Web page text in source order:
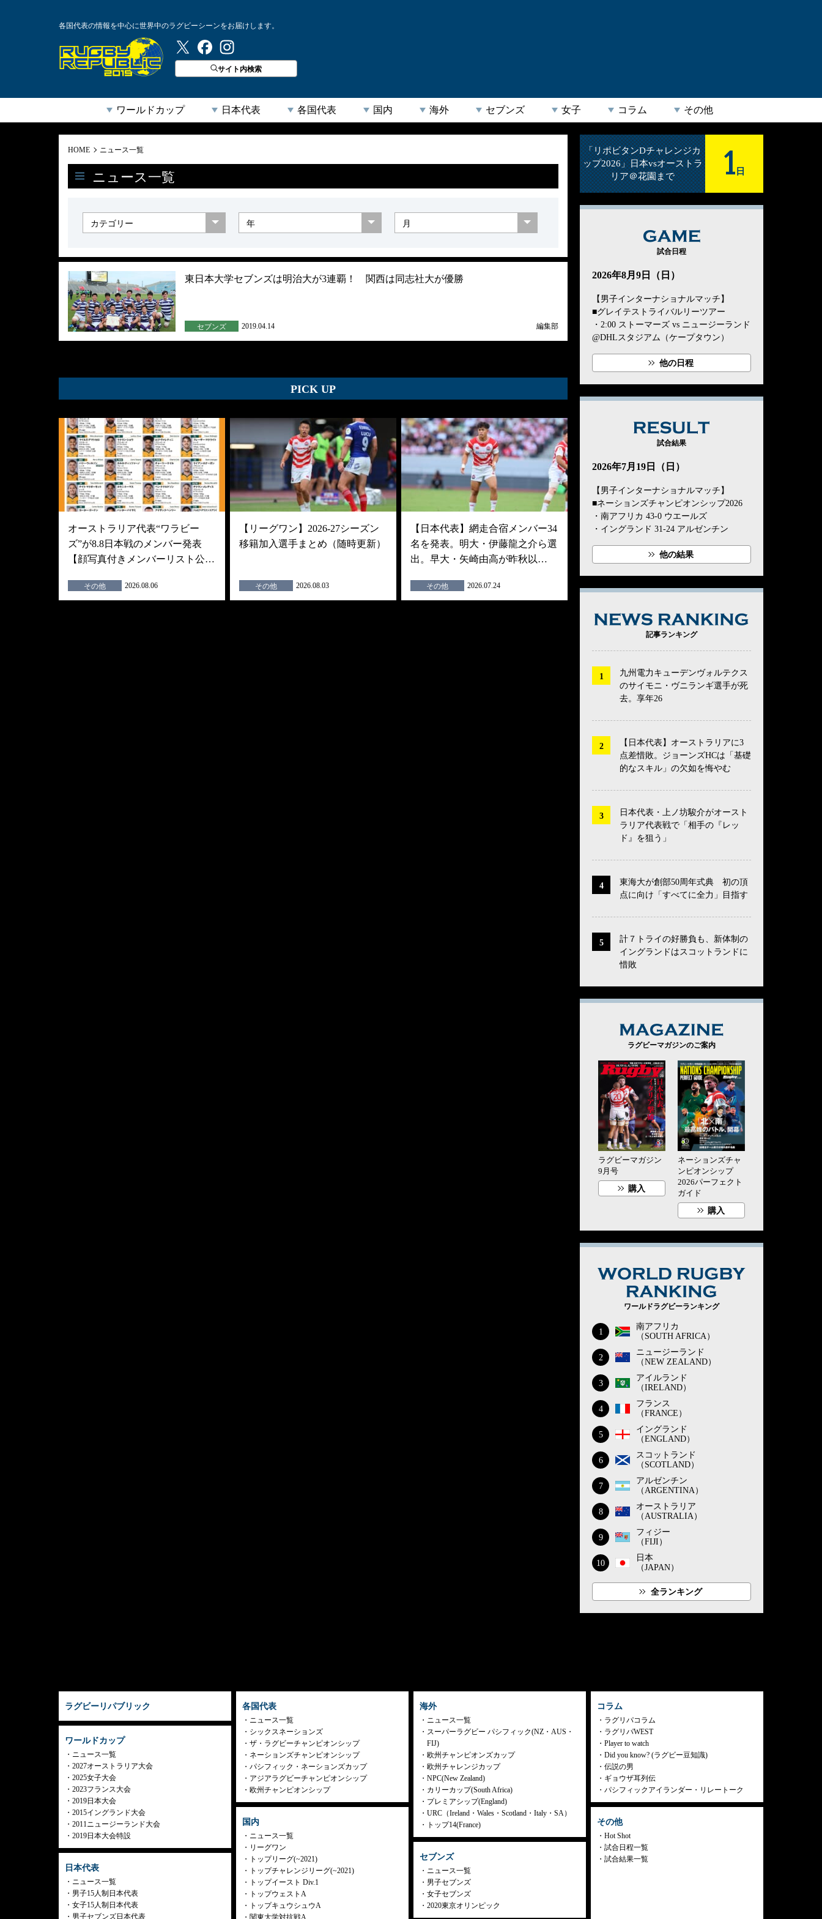
各国代表の情報を中心に世界中のラグビーシーンをお届けします。
ラグビーリパブリック
サイト内検索
ワールドカップ 日本代表 各国代表 国内 海外 セブンズ 女子 コラム その他
HOME ニュース一覧
ニュース一覧
東日本大学セブンズは明治大が3連覇！ 関西は同志社大が優勝
セブンズ 2019.04.14 編集部
PICK UP
オーストラリア代表“ワラビー
ズ”が8.8日本戦のメンバー発表
【顔写真付きメンバーリスト公…
その他 2026.08.06
【リーグワン】2026-27シーズン
移籍加入選手まとめ（随時更新）
その他 2026.08.03
【日本代表】網走合宿メンバー34
名を発表。明大・伊藤龍之介ら選
出。早大・矢崎由高が昨秋以…
その他 2026.07.24
「リポビタンDチャレンジカ
ップ2026」日本vsオーストラ
リア＠花園まで
1 日
GAME
試合日程
2026年8月9日（日）
【男子インターナショナルマッチ】
■グレイテストライバルリーツアー
・2:00 ストーマーズ vs ニュージーランド
@DHLスタジアム（ケープタウン）
他の日程
試合結果
2026年7月19日（日）
【男子インターナショナルマッチ】
■ネーションズチャンピオンシップ2026
・南アフリカ 43-0 ウエールズ
・イングランド 31-24 アルゼンチン
他の結果
記事ランキング
九州電力キューデンヴォルテクス
のサイモニ・ヴニランギ選手が死
去。享年26
【日本代表】オーストラリアに3
点差惜敗。ジョーンズHCは「基礎
的なスキル」の欠如を悔やむ
日本代表・上ノ坊駿介がオースト
ラリア代表戦で「相手の『レッ
ド』を狙う」
東海大が創部50周年式典 初の頂
点に向け「すべてに全力」目指す
計７トライの好勝負も、新体制の
イングランドはスコットランドに
惜敗
ラグビーマガジンのご案内
ラグビーマガジン
9月号
購入
ネーションズチャ
ンピオンシップ
2026パーフェクト
ガイド
購入
ワールドラグビーランキング
1
南アフリカ
（SOUTH AFRICA）
2
ニュージーランド
（NEW ZEALAND）
3
アイルランド
（IRELAND）
4
フランス
（FRANCE）
5
イングランド
（ENGLAND）
6
スコットランド
（SCOTLAND）
7
アルゼンチン
（ARGENTINA）
8
オーストラリア
（AUSTRALIA）
9
フィジー
（FIJI）
10
日本
（JAPAN）
全ランキング
ラグビーリパブリック
ワールドカップ
ニュース一覧
2027オーストラリア大会
2025女子大会
2023フランス大会
2019日本大会
2015イングランド大会
2011ニュージーランド大会
2019日本大会特設
日本代表
ニュース一覧
男子15人制日本代表
女子15人制日本代表
男子セブンズ日本代表
各国代表
ニュース一覧
シックスネーションズ
ザ・ラグビーチャンピオンシップ
ネーションズチャンピオンシップ
パシフィック・ネーションズカップ
アジアラグビーチャンピオンシップ
欧州チャンピオンシップ
国内
ニュース一覧
リーグワン
トップリーグ(~2021)
トップチャレンジリーグ(~2021)
トップイースト Div.1
トップウェストA
トップキュウシュウA
関東大学対抗戦A
海外
ニュース一覧
スーパーラグビー パシフィック(NZ・AUS・
FIJ)
欧州チャンピオンズカップ
欧州チャレンジカップ
NPC(New Zealand)
カリーカップ(South Africa)
プレミアシップ(England)
URC（Ireland・Wales・Scotland・Italy・SA）
トップ14(France)
セブンズ
ニュース一覧
男子セブンズ
女子セブンズ
2020東京オリンピック
コラム
ラグリパコラム
ラグリパWEST
Player to watch
Did you know? (ラグビー豆知識)
伝説の男
ギョウザ耳列伝
パシフィックアイランダー・リレートーク
その他
Hot Shot
試合日程一覧
試合結果一覧